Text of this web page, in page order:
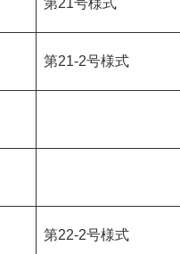
第21号様式
第21-2号様式
第22-2号様式